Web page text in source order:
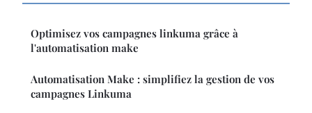
Optimisez vos campagnes linkuma grâce à
l'automatisation make
Automatisation Make : simplifiez la gestion de vos
campagnes Linkuma